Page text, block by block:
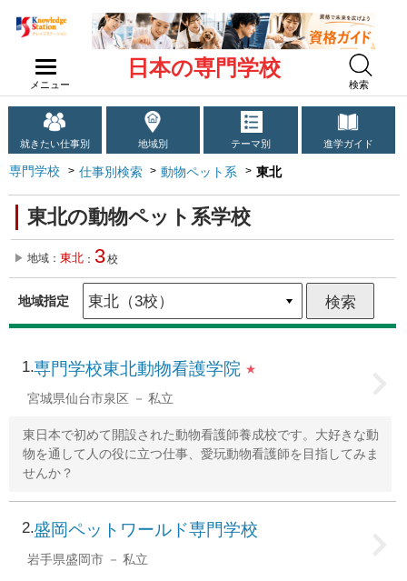
メニュー
日本の専門学校
検索
就きたい仕事別 地域別 テーマ別 進学ガイド
専門学校 仕事別検索 動物ペット系 東北
東北の動物ペット系学校
地域： 東北 ： 3校
地域指定
1 専門学校東北動物看護学院 ★
宮城県仙台市泉区 私立
東日本で初めて開設された動物看護師養成校です。大好きな動
物を通して人の役に立つ仕事、愛玩動物看護師を目指してみま
せんか？
2 盛岡ペットワールド専門学校
岩手県盛岡市 私立